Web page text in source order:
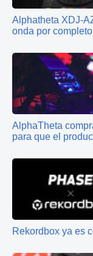
Alphatheta XDJ-
onda por completo
AlphaTheta
para que el
Rekordbox ya es